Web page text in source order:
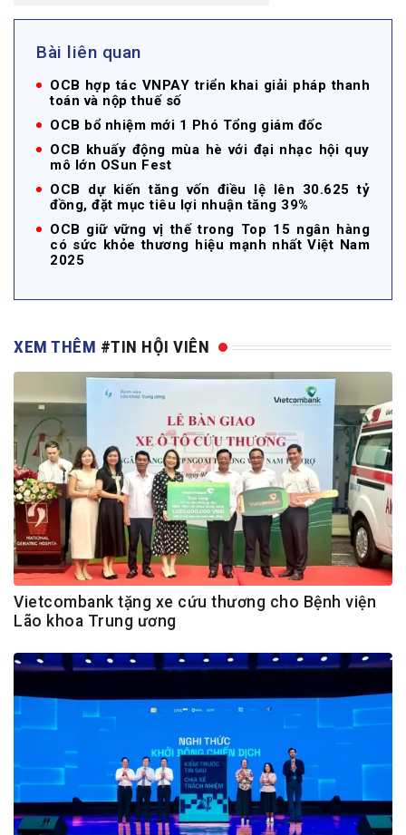
Bài liên quan
OCB hợp tác VNPAY triển khai giải pháp thanh
toán và nộp thuế số
OCB bổ nhiệm mới 1 Phó Tổng giám đốc
OCB khuấy động mùa hè với đại nhạc hội quy
mô lớn OSun Fest
OCB dự kiến tăng vốn điều lệ lên 30.625 tỷ
đồng, đặt mục tiêu lợi nhuận tăng 39%
OCB giữ vững vị thế trong Top 15 ngân hàng
có sức khỏe thương hiệu mạnh nhất Việt Nam
2025
XEM THÊM #TIN HỘI VIÊN
Vietcombank tặng xe cứu thương cho Bệnh viện
Lão khoa Trung ương